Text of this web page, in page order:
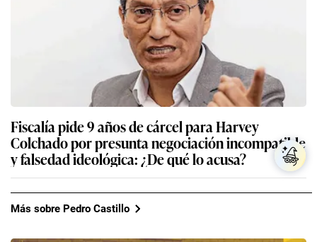
Fiscalía pide 9 años de cárcel para Harvey
Colchado por presunta negociación incompatible
y falsedad ideológica: ¿De qué lo acusa?
Más sobre Pedro Castillo